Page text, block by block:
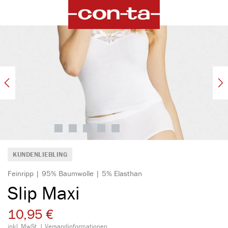
Bildergalerie überspringen
KUNDENLIEBLING
Feinripp | 95% Baumwolle | 5% Elasthan
Slip Maxi
10,95 €
inkl. MwSt. | Versandinformationen